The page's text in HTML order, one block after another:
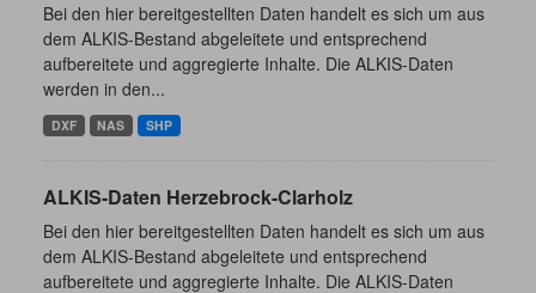
Bei den hier bereitgestellten Daten handelt es sich um aus
dem ALKIS-Bestand abgeleitete und entsprechend
aufbereitete und aggregierte Inhalte. Die ALKIS-Daten
werden in den...
DXF NAS SHP
ALKIS-Daten Herzebrock-Clarholz
Bei den hier bereitgestellten Daten handelt es sich um aus
dem ALKIS-Bestand abgeleitete und entsprechend
aufbereitete und aggregierte Inhalte. Die ALKIS-Daten